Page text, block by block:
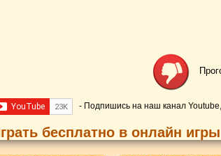
- Подпишись на наш канал
бесплатно в онлайн